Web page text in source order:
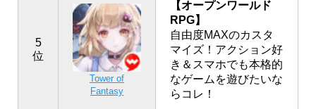
5
位
Tower of
Fantasy
【オープンワールド
RPG】
自由度MAXのカスタ
マイズ！アクション好
き＆スマホでも本格的
なゲームを遊びたいな
らコレ！